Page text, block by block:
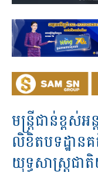
មន្ត្រីជាន់ខ្ពស់
លិខិតបទដ្ឋា
យុទ្ធសាស្ត្រជ